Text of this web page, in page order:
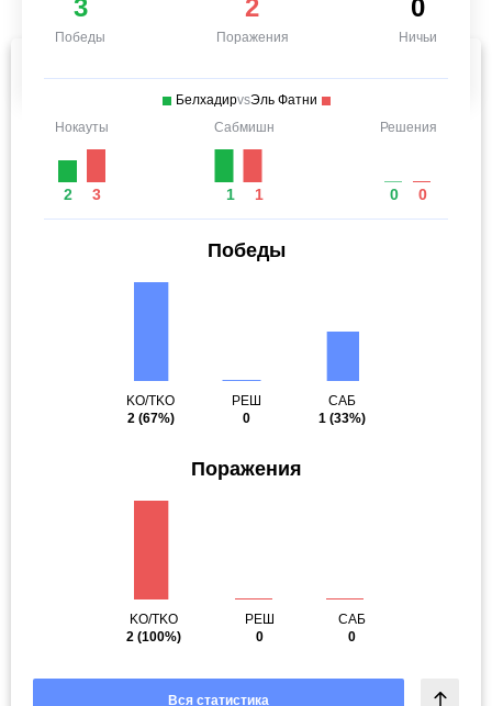
3
Победы
2
Поражения
0
Ничьи
БелхадирvsЭль Фатни
Нокауты
2 3
Сабмишн
1 1
Решения
0 0
Победы
KO/TKO
2(67%)
РЕШ
0
САБ
1 (33%)
Поражения
KO/TKO
2 (100%)
РЕШ
0
САБ
0
Вся статистика